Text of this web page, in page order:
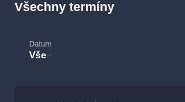
Všechny termíny
Datum
Vše